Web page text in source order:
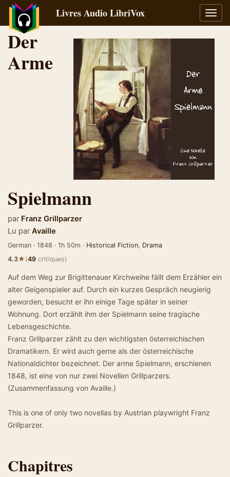
la
Livres Audio LibriVox
Der
Arme
Spielmann
par Franz Grillparzer
Lu par Availle
German · 1848 · 1h 50m · Historical Fiction, Drama
4.3★(49 critiques)
Auf dem Weg zur Brigittenauer Kirchweihe fällt dem Erzähler ein
alter Geigenspieler auf. Durch ein kurzes Gespräch neugierig
geworden, besucht er ihn einige Tage später in seiner
Wohnung. Dort erzählt ihm der Spielmann seine tragische
Lebensgeschichte.
Franz Grillparzer zählt zu den wichtigsten österreichischen
Dramatikern. Er wird auch gerne als der österreichische
Nationaldichter bezeichnet. Der arme Spielmann, erschienen
1848, ist eine von nur zwei Novellen Grillparzers.
(Zusammenfassung von Availle.)
This is one of only two novellas by Austrian playwright Franz
Grillparzer.
Chapitres